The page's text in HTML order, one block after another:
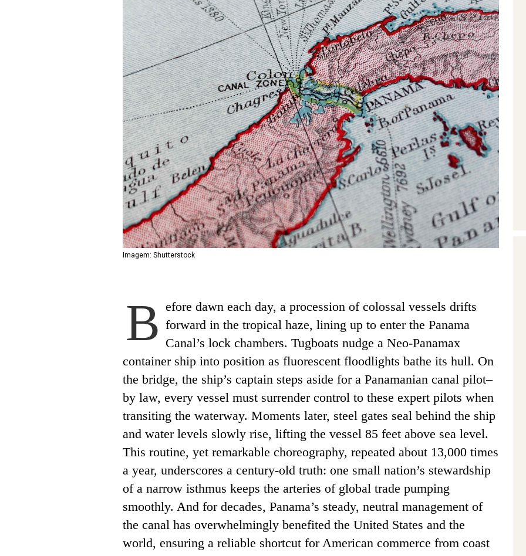
Imagem: Shutterstock
B efore dawn each day, a procession of colossal vessels drifts
forward in the tropical haze, lining up to enter the Panama
Canal’s lock chambers. Tugboats nudge a Neo-Panamax
container ship into position as fluorescent floodlights bathe its hull. On
the bridge, the ship’s captain steps aside for a Panamanian canal pilot–
by law, every vessel must surrender control to these expert pilots when
transiting the waterway. Moments later, steel gates seal behind the ship
and water levels slowly rise, lifting the vessel 85 feet above sea level.
This routine, yet remarkable choreography, repeated about 13,000 times
a year, underscores a century-old truth: one small nation’s stewardship
of a narrow isthmus keeps the arteries of global trade pumping
smoothly. And for decades, Panama’s steady, neutral management of
the canal has overwhelmingly benefited the United States and the
world, ensuring a reliable shortcut for American commerce from coast